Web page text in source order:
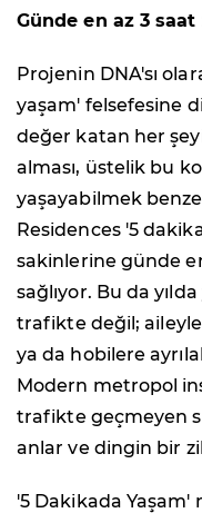
Günde en az 3
Projenin DNA'sı
yaşam' felsefesine
değer katan her
alması, üstelik bu
yaşayabilmek
Residences '5
sakinlerine günde
sağlıyor. Bu da
trafikte değil;
ya da hobilere
Modern metropol
trafikte geçmeyen
anlar ve dingin bir
'5 Dakikada Yaşam'